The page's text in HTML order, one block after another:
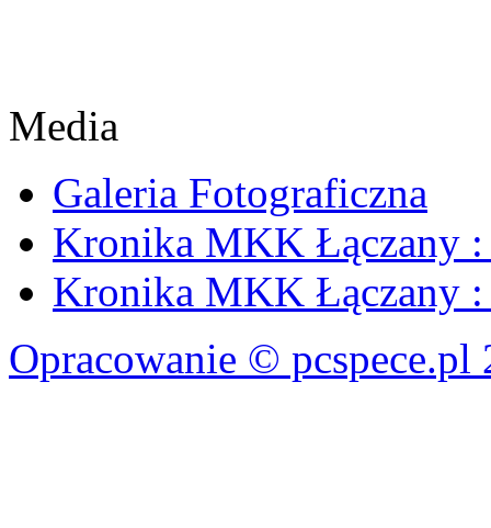
Media
Galeria Fotograficzna
Kronika MKK Łączany :
Kronika MKK Łączany :
Opracowanie © pcspece.pl